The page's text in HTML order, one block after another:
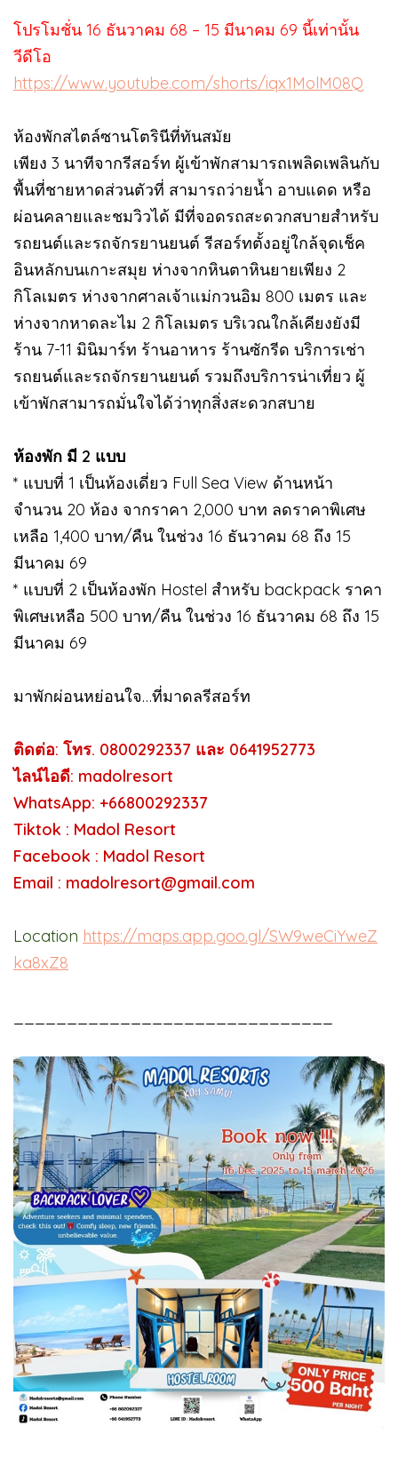
โปรโมชั่น 16 ธันวาคม 68 – 15 มีนาคม 69 นี้เท่านั้น
วีดีโอ
https://www.youtube.com/shorts/iqx1MolM08Q
ห้องพักสไตล์ซานโตรินีที่ทันสมัย
เพียง 3 นาทีจากรีสอร์ท ผู้เข้าพักสามารถเพลิดเพลินกับ
พื้นที่ชายหาดส่วนตัวที่ สามารถว่ายนํ้า อาบแดด หรือ
ผ่อนคลายและชมวิวได้ มีที่จอดรถสะดวกสบายสําหรับ
รถยนต์และรถจักรยานยนต์ รีสอร์ทตั้งอยู่ใกล้จุดเช็ค
อินหลักบนเกาะสมุย ห่างจากหินตาหินยายเพียง 2
กิโลเมตร ห่างจากศาลเจ้าแม่กวนอิม 800 เมตร และ
ห่างจากหาดละไม 2 กิโลเมตร บริเวณใกล้เคียงยังมี
ร้าน 7-11 มินิมาร์ท ร้านอาหาร ร้านซักรีด บริการเช่า
รถยนต์และรถจักรยานยนต์ รวมถึงบริการน่าเที่ยว ผู้
เข้าพักสามารถมั่นใจได้ว่าทุกสิ่งสะดวกสบาย
ห้องพัก มี 2 แบบ
* แบบที่ 1 เป็นห้องเดี่ยว Full Sea View ด้านหน้า
จำนวน 20 ห้อง จากราคา 2,000 บาท ลดราคาพิเศษ
เหลือ 1,400 บาท/คืน ในช่วง 16 ธันวาคม 68 ถึง 15
มีนาคม 69
* แบบที่ 2 เป็นห้องพัก Hostel สำหรับ backpack ราคา
พิเศษเหลือ 500 บาท/คืน ในช่วง 16 ธันวาคม 68 ถึง 15
มีนาคม 69
มาพักผ่อนหย่อนใจ…ที่มาดลรีสอร์ท
ติดต่อ: โทร. 0800292337 และ 0641952773
ไลน์ไอดี: madolresort
WhatsApp: +66800292337
Tiktok : Madol Resort
Facebook : Madol Resort
Email : madolresort@gmail.com
Location https://maps.app.goo.gl/SW9weCiYweZ
ka8xZ8